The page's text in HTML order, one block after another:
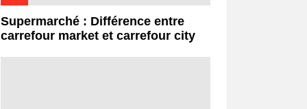
Supermarché : Différence entre
carrefour market et carrefour city